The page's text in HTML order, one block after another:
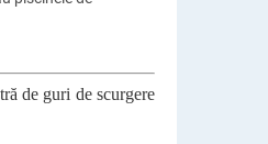
de guri de scurgere